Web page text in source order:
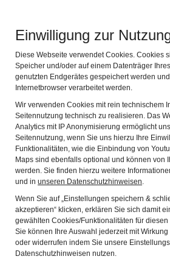
Einwilligung zur
Diese Webseite verwendet Cookies. Cookies
Speicher und/oder auf einem Datenträger
genutzten Endgerätes gespeichert werden
Internetbrowser verarbeitet werden.
Wir verwenden Cookies mit rein technischem
Seitennutzung technisch zu realisieren. Das
Analytics mit IP Anonymisierung ermöglicht
Seitennutzung, wenn Sie uns hierzu Ihre
Funktionalitäten, wie die Einbindung von
Maps sind ebenfalls optional und können von
werden. Sie finden hierzu weitere
und in unseren Datenschutzhinweisen.
Wenn Sie auf „Einstellungen speichern &
akzeptieren“ klicken, erklären Sie sich damit
gewählten Cookies/Funktionalitäten für
Sie können Ihre Auswahl jederzeit mit
oder widerrufen indem Sie unsere
Datenschutzhinweisen nutzen.
KEMPTEN-MUSEUM
IM ZUMSTEINHAUS
"frei sein" -
zum